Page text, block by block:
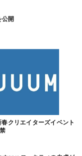
公開
クリエイターズイベント